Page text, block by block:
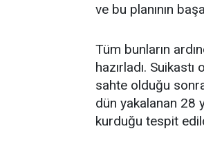
ve bu planının
Tüm bunların
hazırladı.
sahte olduğu
dün yakalanan 28
kurduğu tespit